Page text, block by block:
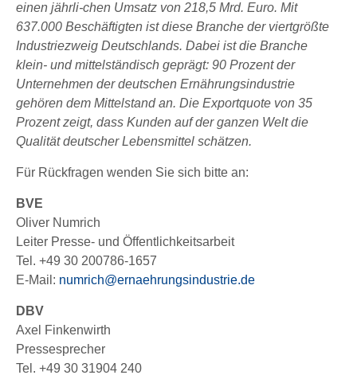
einen jährli-chen Umsatz von 218,5 Mrd. Euro. Mit
637.000 Beschäftigten ist diese Branche der viertgrößte
Industriezweig Deutschlands. Dabei ist die Branche
klein- und mittelständisch geprägt: 90 Prozent der
Unternehmen der deutschen Ernährungsindustrie
gehören dem Mittelstand an. Die Exportquote von 35
Prozent zeigt, dass Kunden auf der ganzen Welt die
Qualität deutscher Lebensmittel schätzen.
Für Rückfragen wenden Sie sich bitte an:
BVE
Oliver Numrich
Leiter Presse- und Öffentlichkeitsarbeit
Tel. +49 30 200786-1657
E-Mail: numrich@ernaehrungsindustrie.de
DBV
Axel Finkenwirth
Pressesprecher
Tel. +49 30 31904 240